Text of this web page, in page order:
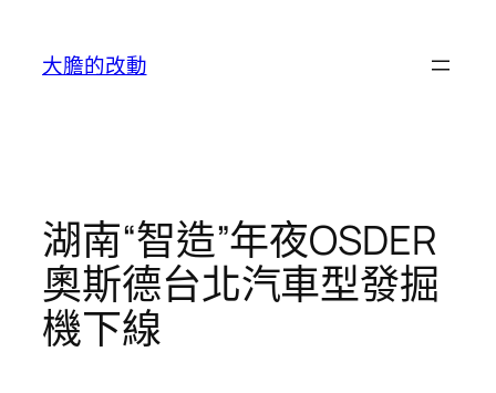
大膽的改動
湖南“智造”年夜OSDER
奧斯德台北汽車型發掘
機下線